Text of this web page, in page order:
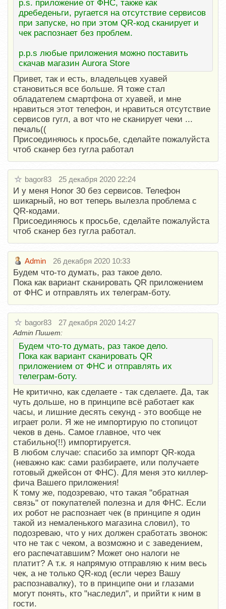
p.s. приложение от ФНС, также как
дребеденьги, ругается на отсутствие сервисов
при запуске, но при этом QR-код сканирует и
чек распознает без проблем.
p.p.s любые приложения можно поставить
скачав магазин Aurora Store
Привет, так и есть, владельцев хуавей
становиться все больше. Я тоже стал
обладателем смартфона от хуавей, и мне
нравиться этот телефон, и нравиться отсутствие
сервисов гугл, а вот что не сканирует чеки ...
печаль((
Присоединяюсь к просьбе, сделайте пожалуйста
чтоб сканер без гугла работал
bagor83 25 декабря 2020 22:24
И у меня Honor 30 без сервисов. Телефон
шикарный, но вот теперь вылезла проблема с
QR-кодами.
Присоединяюсь к просьбе, сделайте пожалуйста
чтоб сканер без гугла работал.
Admin 26 декабря 2020 10:33
Будем что-то думать, раз такое дело.
Пока как вариант сканировать QR приложением
от ФНС и отправлять их телеграм-боту.
bagor83 27 декабря 2020 14:27
Admin Пишет:
Будем что-то думать, раз такое дело.
Пока как вариант сканировать QR
приложением от ФНС и отправлять их
телеграм-боту.
Не критично, как сделаете - так сделаете. Да, так
чуть дольше, но в принципе всё работает как
часы, и лишние десять секунд - это вообще не
играет роли. Я же не импортирую по стопицот
чеков в день. Самое главное, что чек
стабильно(!!) импортируется.
В любом случае: спасибо за импорт QR-кода
(неважно как: сами разбираете, или получаете
готовый джейсон от ФНС). Для меня это киллер-
фича Вашего приложения!
К тому же, подозреваю, что такая "обратная
связь" от покупателей полезна и для ФНС. Если
их робот не распознает чек (в принципе я один
такой из немаленького магазина словил), то
подозреваю, что у них должен сработать звонок:
что не так с чеком, а возможно и с заведением,
его распечатавшим? Может оно налоги не
платит? А т.к. я напрямую отправляю к ним весь
чек, а не только QR-код (если через Вашу
распознавалку), то в принципе они и глазами
могут понять, кто "наследил", и прийти к ним в
гости.